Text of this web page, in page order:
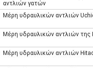
αντλιών γατών
Μέρη υδραυλικών αντλιών
Μέρη υδραυλικών αντλιών της
Μέρη υδραυλικών αντλιών